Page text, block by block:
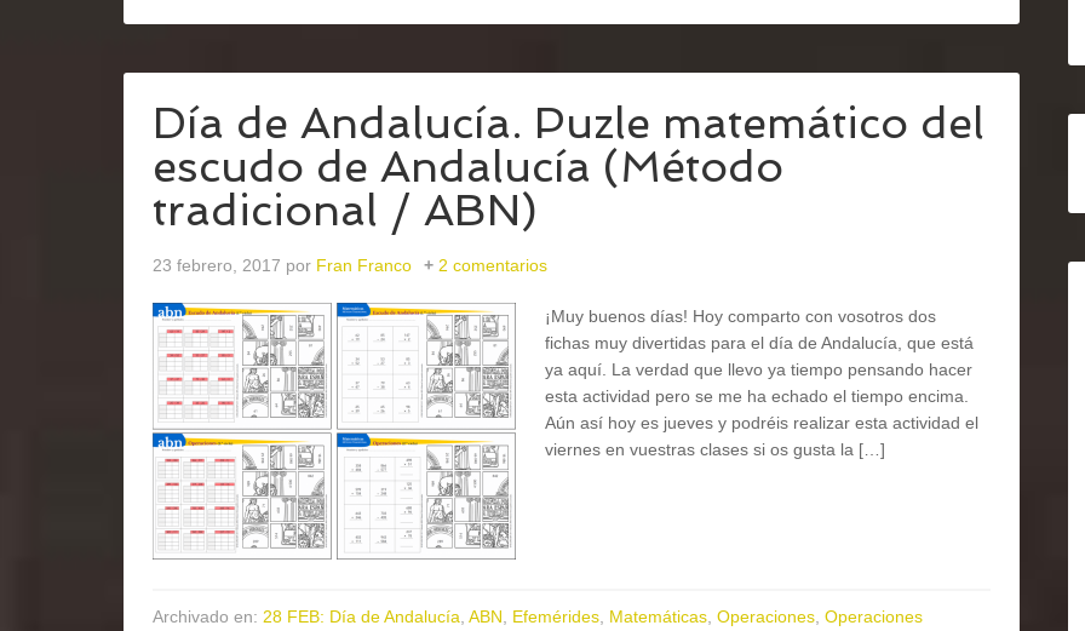
Día de Andalucía. Puzle matemático del
escudo de Andalucía (Método
tradicional / ABN)
23 febrero, 2017 por Fran Franco 2 comentarios
¡Muy buenos días! Hoy comparto con vosotros dos
fichas muy divertidas para el día de Andalucía, que está
ya aquí. La verdad que llevo ya tiempo pensando hacer
esta actividad pero se me ha echado el tiempo encima.
Aún así hoy es jueves y podréis realizar esta actividad el
viernes en vuestras clases si os gusta la […]
Archivado en: 28 FEB: Día de Andalucía ABN Efemérides Matemáticas Operaciones Operaciones